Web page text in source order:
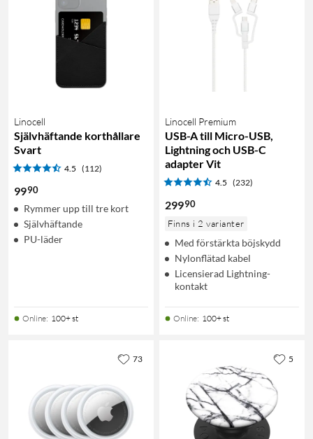
Linocell
Självhäftande korthållare
Svart
4.5 (112)
9990
Rymmer upp till tre kort
Självhäftande
PU-läder
Online: 100+ st
Linocell Premium
USB-A till Micro-USB,
Lightning och USB-C
adapter Vit
4.5 (232)
29990
Finns i 2 varianter
Med förstärkta böjskydd
Nylonflätad kabel
Licensierad Lightning-
kontakt
Online: 100+ st
73 5